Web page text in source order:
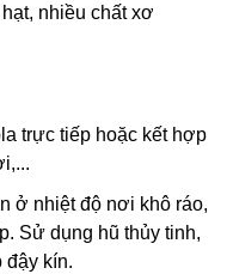
nhiều chất xơ
trực tiếp hoặc kết hợp
ở nhiệt độ nơi khô ráo,
Sử dụng hũ thủy tinh,
đậy kín.